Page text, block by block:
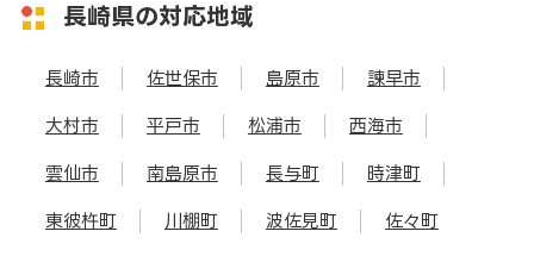
長崎県の対応地域
長崎市 佐世保市 島原市 諫早市
大村市 平戸市 松浦市 西海市
雲仙市 南島原市 長与町 時津町
東彼杵町 川棚町 波佐見町 佐々町